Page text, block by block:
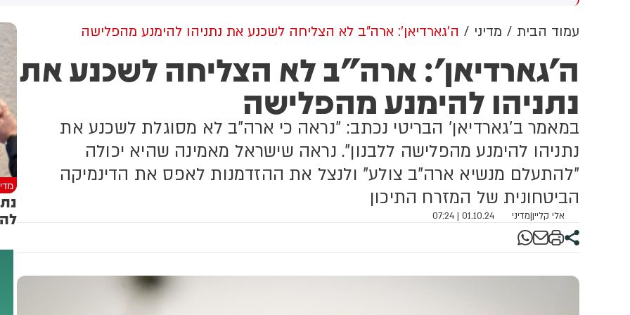
עולה מניתוח חדש של
אנטישמיות ברשת. הדו"ח מצא כי
פוסטים זהים ב-X שותפו
בצרפתית, אנגלית וספרדית,
בטענה שיהודים הם שהציתו
במכוון את השריפות בצרפת,
ספרד ונורבגיה בטרה להרוויח
פוליטית או כלכלית מהמצב.
הבוקר
עמוד הבית מדיני ה'גארדיאן': ארה"ב לא הצליחה לשכנע את נתניהו להימנע מהפלישה
ה'גארדיאן': ארה"ב לא הצליחה לשכנע את
נתניהו להימנע מהפלישה
במאמר ב'גארדיאן' הבריטי נכתב: "נראה כי ארה"ב לא מסוגלת לשכנע את
נתניהו להימנע מהפלישה ללבנון". נראה שישראל מאמינה שהיא יכולה
"להתעלם מנשיא ארה"ב צולע" ולנצל את ההזדמנות לאפס את הדינמיקה
הביטחונית של המזרח התיכון
אלי קליין|מדיני 01.10.24 | 07:24